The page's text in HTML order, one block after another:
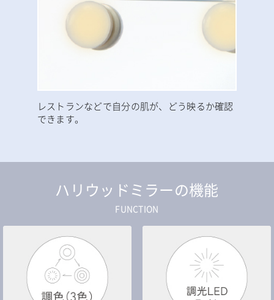
レストランなどで自分の肌が、どう映るか確認
できます。
ハリウッドミラーの機能
FUNCTION